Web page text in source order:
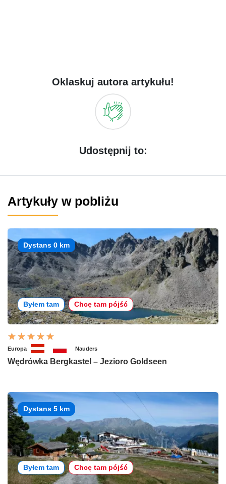
Oklaskuj autora artykułu!
Udostępnij to:
Artykuły w pobliżu
Dystans 0 km
Byłem tam Chcę tam pójść
Europa Nauders
Wędrówka Bergkastel – Jezioro Goldseen
Dystans 5 km
Byłem tam Chcę tam pójść